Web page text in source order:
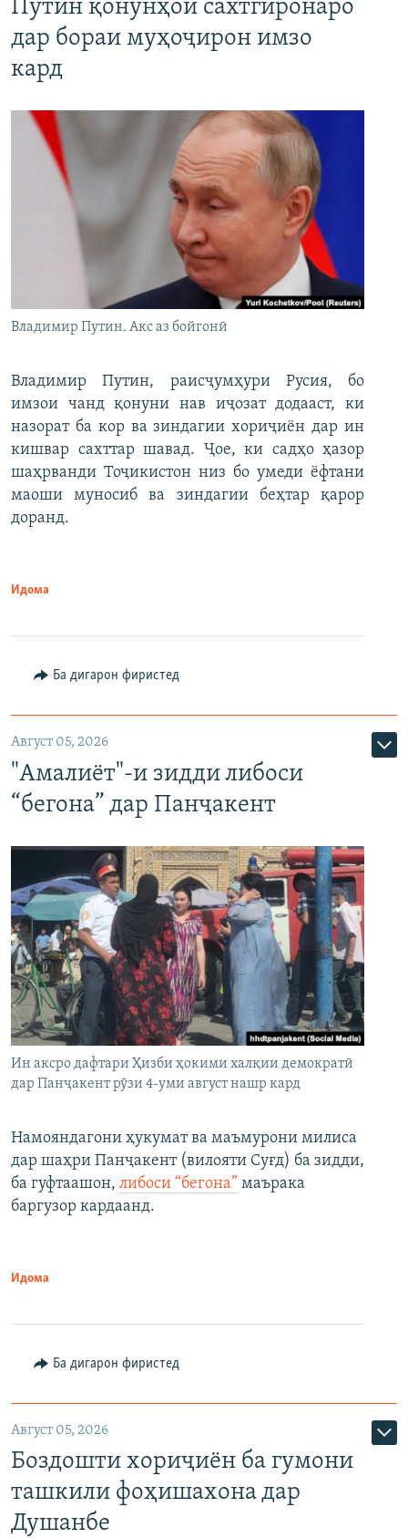
Путин қонунҳои сахтгиронаро
дар бораи муҳоҷирон имзо
кард
Владимир Путин. Акс аз бойгонӣ
Владимир Путин, раисҷумҳури Русия, бо
имзои чанд қонуни нав иҷозат додааст, ки
назорат ба кор ва зиндагии хориҷиён дар ин
кишвар сахттар шавад. Ҷое, ки садҳо ҳазор
шаҳрванди Тоҷикистон низ бо умеди ёфтани
маоши муносиб ва зиндагии беҳтар қарор
доранд.
Идома
Ба дигарон фиристед
Август 05, 2026
"Амалиёт"-и зидди либоси
“бегона” дар Панҷакент
Ин аксро дафтари Ҳизби ҳокими халқии демократӣ
дар Панҷакент рӯзи 4-уми август нашр кард
Намояндагони ҳукумат ва маъмурони милиса
дар шаҳри Панҷакент (вилояти Суғд) ба зидди,
ба гуфтаашон, либоси “бегона” маърака
баргузор кардаанд.
Идома
Ба дигарон фиристед
Август 05, 2026
Боздошти хориҷиён ба гумони
ташкили фоҳишахона дар
Душанбе